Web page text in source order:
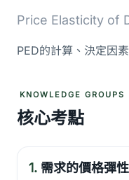
Price Elasticity of
PED的計算、決定因
KNOWLEDGE GROUPS
核心考點
1. 需求的價格彈性